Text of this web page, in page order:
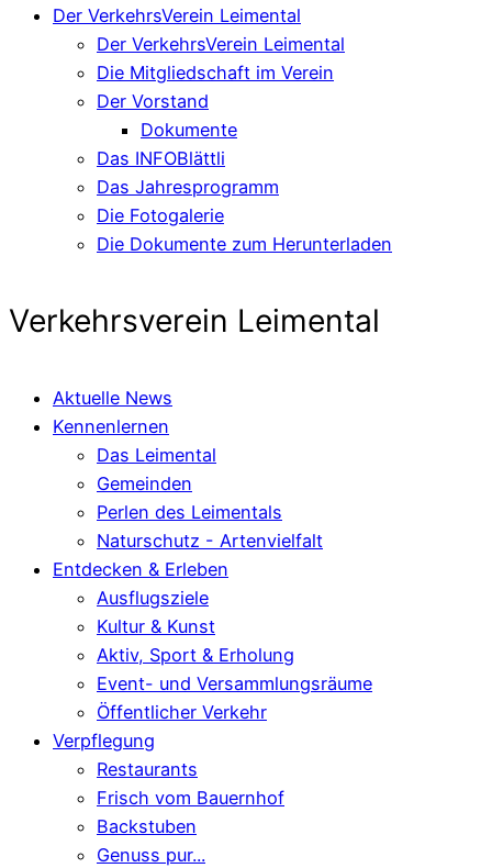
Der VerkehrsVerein Leimental
Der VerkehrsVerein Leimental
Die Mitgliedschaft im Verein
Der Vorstand
Dokumente
Das INFOBlättli
Das Jahresprogramm
Die Fotogalerie
Die Dokumente zum Herunterladen
Verkehrsverein Leimental
Aktuelle News
Kennenlernen
Das Leimental
Gemeinden
Perlen des Leimentals
Naturschutz - Artenvielfalt
Entdecken & Erleben
Ausflugsziele
Kultur & Kunst
Aktiv, Sport & Erholung
Event- und Versammlungsräume
Öffentlicher Verkehr
Verpflegung
Restaurants
Frisch vom Bauernhof
Backstuben
Genuss pur...